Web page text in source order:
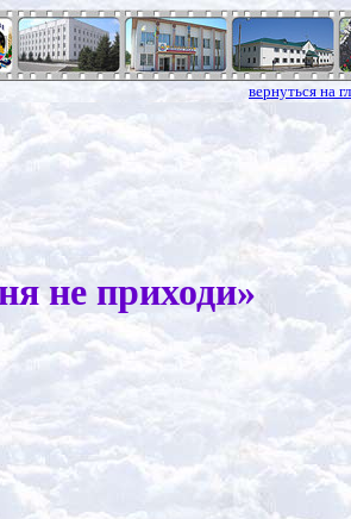
вернуться на
не приходи»